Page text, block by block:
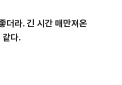
더라. 긴 시간 매만져온
같다.